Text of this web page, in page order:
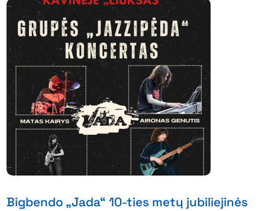
Bigbendo „Jada“ 10-ties metų jubiliejinės